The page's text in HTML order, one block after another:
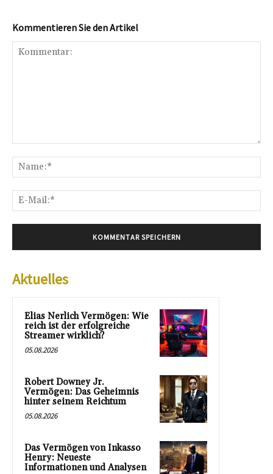
Kommentieren Sie den Artikel
Aktuelles
Elias Nerlich Vermögen: Wie
reich ist der erfolgreiche
Streamer wirklich?
05.08.2026
Robert Downey Jr.
Vermögen: Das Geheimnis
hinter seinem Reichtum
05.08.2026
Das Vermögen von Inkasso
Henry: Neueste
Informationen und Analysen